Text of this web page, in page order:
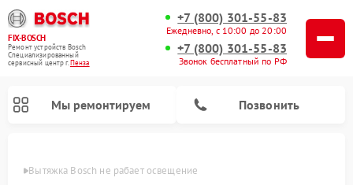
FIX-BOSCH
Ремонт устройств Bosch
Специализированный
cервисный центр г.Пенза
+7 (800) 301-55-83
Ежедневно, с 10:00 до 20:00
+7 (800) 301-55-83
Звонок бесплатный по РФ
Мы ремонтируем Позвонить
Вытяжка Bosch не рабает освещение